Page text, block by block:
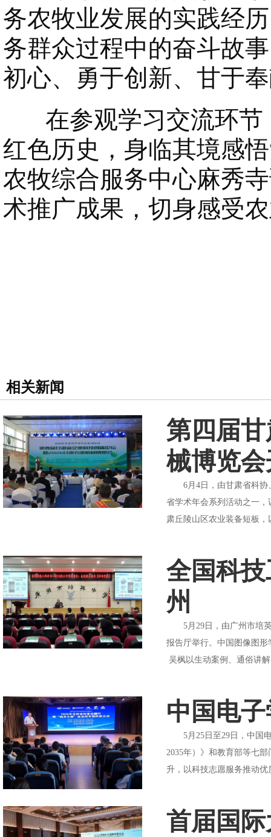
务农牧业发展的实践经
务群众过程中的奋斗故
初心、勇于创新、甘于
在参观学习交流环节
红色历史，身临其境感
农牧综合服务中心麻秀
术推广成果，切身感受
相关新闻
第四届
械博览
6月4日，由甘肃省科协、
省学术年会系列活动之一
肃丘陵山区农业装备短板
全国科
州
5月29日，由广州市培英
报告厅举行。中国图像图
吴枫以生动案例、通俗讲
中国电
5月25日至29日，中国电
2035年）》和教育部等七
升，以科技志愿服务推动
首届国